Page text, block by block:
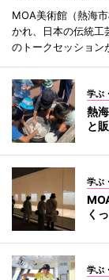
MOA美術館（熱海
かれ、日本の伝統工
のトークセッション
学ぶ
熱
と
学ぶ
く
学ぶ